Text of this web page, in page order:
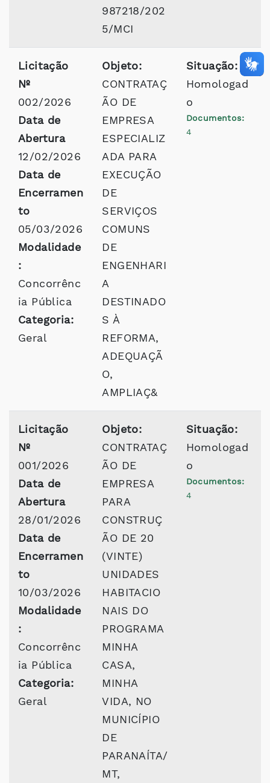
987218/202
5/MCI
Licitação
Nº
002/2026
Data de
Abertura
12/02/2026
Data de
Encerramen
to
05/03/2026
Modalidade
:
Concorrênc
ia Pública
Categoria:
Geral
Objeto:
CONTRATAÇ
ÃO DE
EMPRESA
ESPECIALIZ
ADA PARA
EXECUÇÃO
DE
SERVIÇOS
COMUNS
DE
ENGENHARI
A
DESTINADO
S À
REFORMA,
ADEQUAÇÃ
O,
AMPLIAÇ&
Situação:
Homologad
o
Documentos:
4
Licitação
Nº
001/2026
Data de
Abertura
28/01/2026
Data de
Encerramen
to
10/03/2026
Modalidade
:
Concorrênc
ia Pública
Categoria:
Geral
Objeto:
CONTRATAÇ
ÃO DE
EMPRESA
PARA
CONSTRUÇ
ÃO DE 20
(VINTE)
UNIDADES
HABITACIO
NAIS DO
PROGRAMA
MINHA
CASA,
MINHA
VIDA, NO
MUNICÍPIO
DE
PARANAÍTA/
MT,
Situação:
Homologad
o
Documentos:
4